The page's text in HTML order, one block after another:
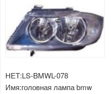
НЕТ:LS-BMWL-078
Имя:головная лампа bmw